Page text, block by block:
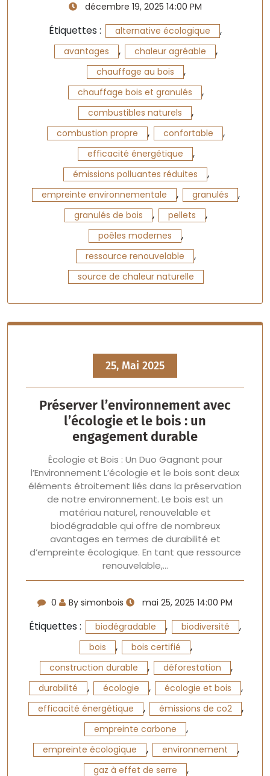
décembre 19, 2025 14:00 PM
Étiquettes : alternative écologique ,
avantages , chaleur agréable ,
chauffage au bois ,
chauffage bois et granulés ,
combustibles naturels ,
combustion propre , confortable ,
efficacité énergétique ,
émissions polluantes réduites ,
empreinte environnementale , granulés ,
granulés de bois , pellets ,
poêles modernes ,
ressource renouvelable ,
source de chaleur naturelle
25, Mai 2025
Préserver l’environnement avec
l’écologie et le bois : un
engagement durable
Écologie et Bois : Un Duo Gagnant pour
l’Environnement L’écologie et le bois sont deux
éléments étroitement liés dans la préservation
de notre environnement. Le bois est un
matériau naturel, renouvelable et
biodégradable qui offre de nombreux
avantages en termes de durabilité et
d’empreinte écologique. En tant que ressource
renouvelable,…
0 By simonbois mai 25, 2025 14:00 PM
Étiquettes : biodégradable , biodiversité ,
bois , bois certifié ,
construction durable , déforestation ,
durabilité , écologie , écologie et bois ,
efficacité énergétique , émissions de co2 ,
empreinte carbone ,
empreinte écologique , environnement ,
gaz à effet de serre ,